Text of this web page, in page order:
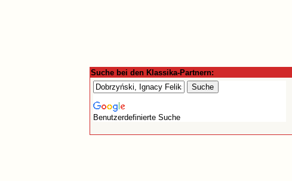
Suche bei den Klassika-Partnern:
Benutzerdefinierte Suche